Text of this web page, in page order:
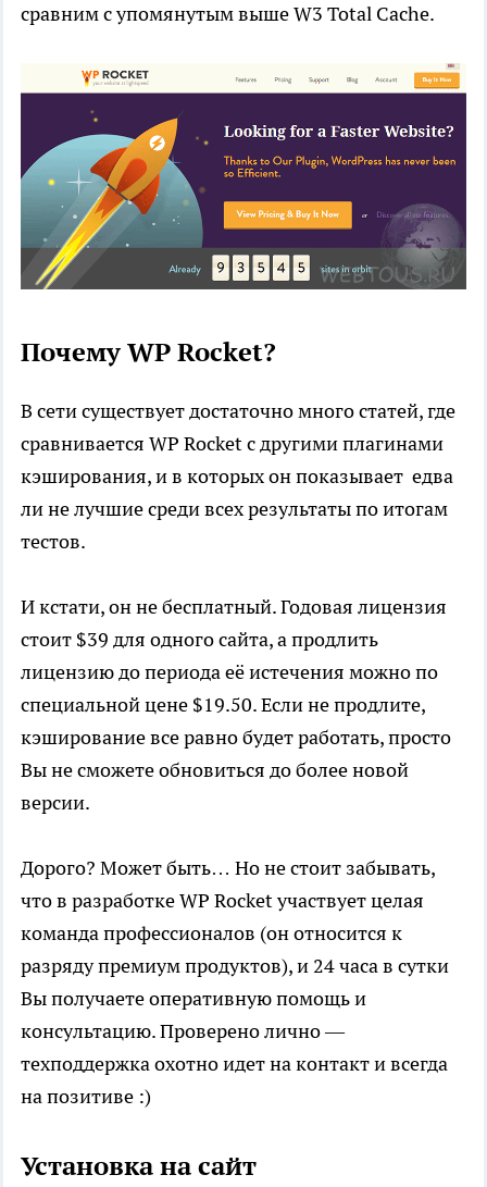
сравним с упомянутым выше W3 Total Cache.
Почему WP Rocket?
В сети существует достаточно много статей, где
сравнивается WP Rocket с другими плагинами
кэширования, и в которых он показывает едва
ли не лучшие среди всех результаты по итогам
тестов.
И кстати, он не бесплатный. Годовая лицензия
стоит $39 для одного сайта, а продлить
лицензию до периода её истечения можно по
специальной цене $19.50. Если не продлите,
кэширование все равно будет работать, просто
Вы не сможете обновиться до более новой
версии.
Дорого? Может быть… Но не стоит забывать,
что в разработке WP Rocket участвует целая
команда профессионалов (он относится к
разряду премиум продуктов), и 24 часа в сутки
Вы получаете оперативную помощь и
консультацию. Проверено лично —
техподдержка охотно идет на контакт и всегда
на позитиве :)
Установка на сайт